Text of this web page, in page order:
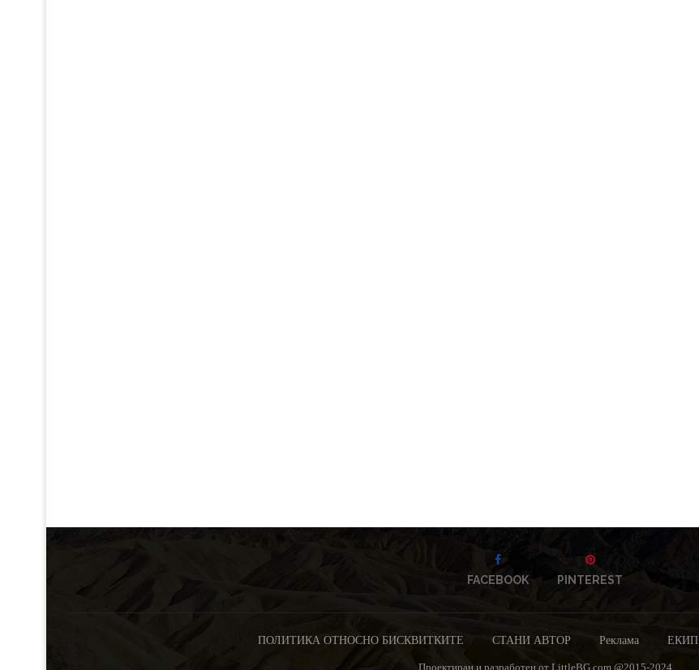
FACEBOOK PINTEREST
ПОЛИТИКА ОТНОСНО БИСКВИТКИТЕ СТАНИ АВТОР Реклама ЕКИП
Проектиран и разработен от LittleBG.com @2015-2024